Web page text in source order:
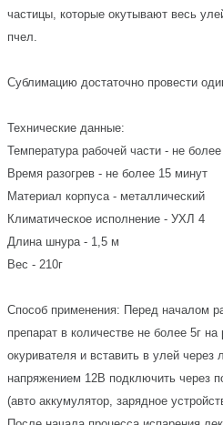
частицы, которые окутывают весь
пчел.
Сублимацию достаточно провести
Технические данные:
Температура рабочей части - не
Время разогрев - не более 15 минут
Материал корпуса - металлический
Климатическое исполнение - УХЛ 4
Длина шнура - 1,5 м
Вес - 210г
Способ применения: Перед началом
препарат в количестве не более 5г
окуривателя и вставить в улей через
напряжением 12В подключить через
(авто аккумулятор, зарядное